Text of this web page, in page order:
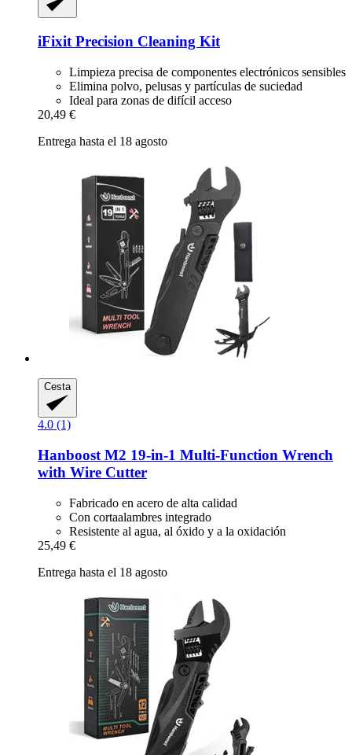
iFixit Precision Cleaning Kit
Limpieza precisa de componentes electrónicos sensibles
Elimina polvo, pelusas y partículas de suciedad
Ideal para zonas de difícil acceso
20,49 €
Entrega hasta el 18 agosto
Cesta
4.0 (1)
Hanboost M2 19-​in-​1 Multi-​Function Wrench
with Wire Cutter
Fabricado en acero de alta calidad
Con cortaalambres integrado
Resistente al agua, al óxido y a la oxidación
25,49 €
Entrega hasta el 18 agosto